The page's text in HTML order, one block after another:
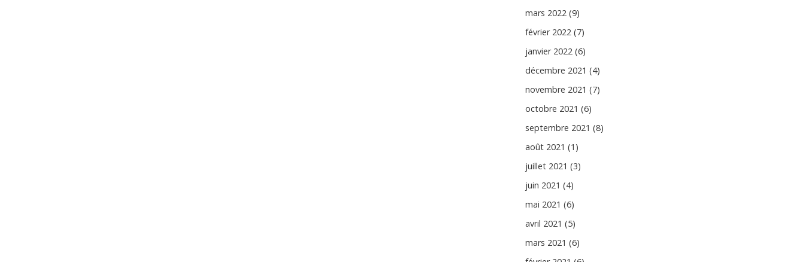
mars 2022 (9)
février 2022 (7)
janvier 2022 (6)
décembre 2021 (4)
novembre 2021 (7)
octobre 2021 (6)
septembre 2021 (8)
août 2021 (1)
juillet 2021 (3)
juin 2021 (4)
mai 2021 (6)
avril 2021 (5)
mars 2021 (6)